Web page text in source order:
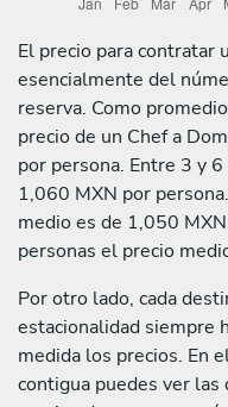
El precio para contratar
esencialmente del
reserva. Como
precio de un Chef a
por persona. Entre 3 y
1,060 MXN por
medio es de 1,050
personas el precio
Por otro lado, cada
estacionalidad siempre
medida los precios. En
contigua puedes ver